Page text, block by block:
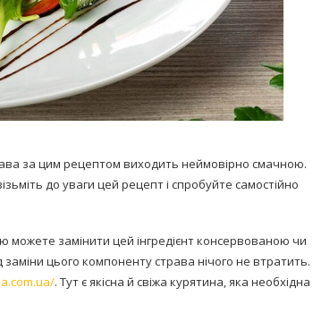
за цим рецептом виходить неймовірно смачною.
до уваги цей рецепт і спробуйте самостійно
замінити цей інгредієнт консервованою чи
цього компоненту страва нічого не втратить.
. Тут є якісна й свіжа курятина, яка необхідна
08/Січ/2021